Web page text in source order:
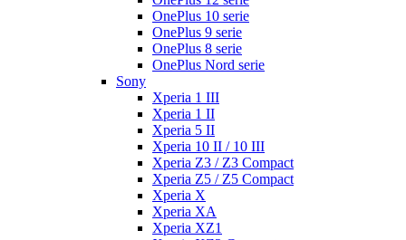
OnePlus 10 serie
OnePlus 9 serie
OnePlus 8 serie
OnePlus Nord serie
Sony
Xperia 1 III
Xperia 1 II
Xperia 5 II
Xperia 10 II / 10 III
Xperia Z3 / Z3 Compact
Xperia Z5 / Z5 Compact
Xperia X
Xperia XA
Xperia XZ1